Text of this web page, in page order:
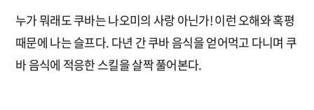
누가 뭐래도 쿠바는 나오미의 사랑 아닌가! 이런 오해와 혹평
때문에 나는 슬프다. 다년 간 쿠바 음식을 얻어먹고 다니며 쿠
바 음식에 적응한 스킬을 살짝 풀어본다.